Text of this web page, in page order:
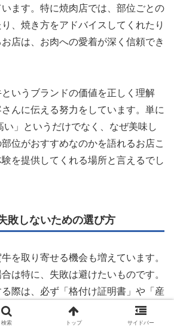
ます。特に焼肉店では、部位ごとの
、焼き方をアドバイスしてくれたり
店は、お肉への愛着が深く信頼でき
いうブランドの価値を正しく理解
んに伝える努力をしています。単に
い」というだけでなく、なぜ美味し
位がおすすめなのかを語れるお店こ
を提供してくれる場所と言えるでし
敗しないための選び方
を取り寄せる機会も増えています。
は特に、失敗は避けたいものです。
際は、必ず「格付け証明書」や「産
ワードを確認してください。証明書
れるショップは、信頼度が非常に高
検索 トップ サイドバー